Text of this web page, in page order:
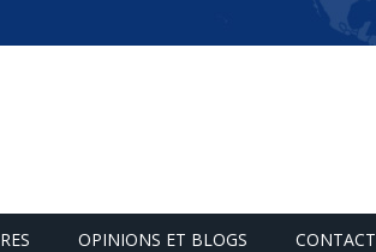
OPINIONS ET BLOGS CONTACT